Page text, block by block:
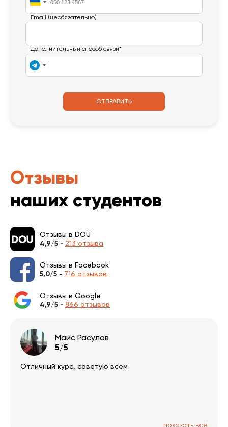
Email (необязательно)
Дополнительный способ связи*
ОТПРАВИТЬ
Отзывы
наших студентов
Отзывы в DOU
4,9/5 - 213 отзыва
Отзывы в Facebook
5,0/5 - 716 отзывов
Отзывы в Google
4,9/5 - 866 отзывов
Маис Расулов
5/5
Отличный курс, советую всем
показать всё